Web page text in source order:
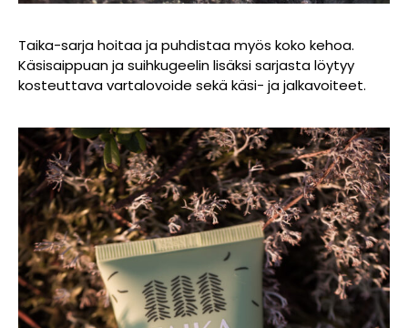
Taika-sarja hoitaa ja puhdistaa myös koko kehoa.
Käsisaippuan ja suihkugeelin lisäksi sarjasta löytyy
kosteuttava vartalovoide sekä käsi- ja jalkavoiteet.